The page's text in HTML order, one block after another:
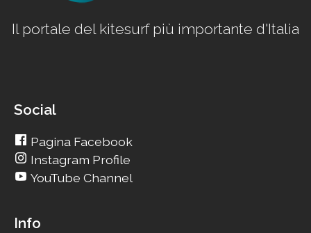
Il portale del kitesurf più importante d'Italia
Social
Pagina Facebook
Instagram Profile
YouTube Channel
Info